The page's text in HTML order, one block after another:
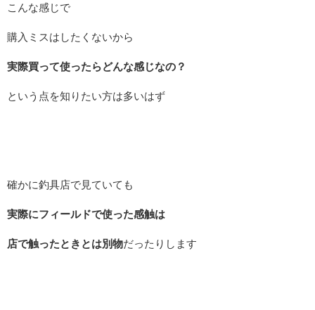
こんな感じで
購入ミスはしたくないから
実際買って使ったらどんな感じなの？
という点を知りたい方は多いはず
確かに釣具店で見ていても
実際にフィールドで使った感触は
店で触ったときとは別物だったりします